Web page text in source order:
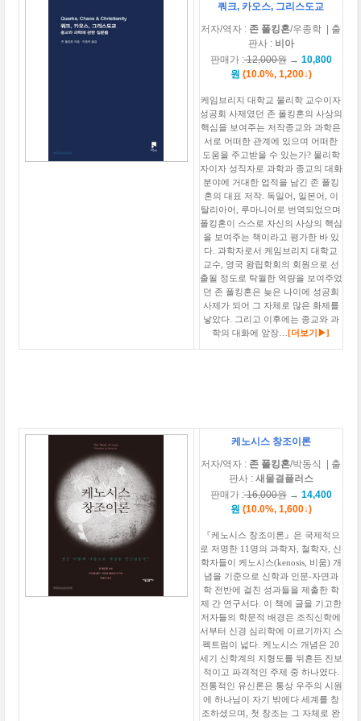
쿼크, 카오스, 그리스도교
저자/역자 : 존 폴킹혼/우종학 | 출
판사 : 비아
판매가 :12,000원→ 10,800
원 (10.0%, 1,200↓)
케임브리지 대학교 물리학 교수이자
성공회 사제였던 존 폴킹혼의 사상의
핵심을 보여주는 저작종교와 과학은
서로 어떠한 관계에 있으며 어떠한
도움을 주고받을 수 있는가? 물리학
자이자 성직자로 과학과 종교의 대화
분야에 거대한 업적을 남긴 존 폴킹
혼의 대표 저작. 독일어, 일본어, 이
탈리아어, 루마니어로 번역되었으며
폴킹혼이 스스로 자신의 사상의 핵심
을 보여주는 책이라고 평가한 바 있
다. 과학자로서 케임브리지 대학교
교수, 영국 왕립학회의 회원으로 선
출될 정도로 탁월한 역량을 보여주었
던 존 폴킹혼은 늦은 나이에 성공회
사제가 되어 그 자체로 많은 화제를
낳았다. 그리고 이후에는 종교와 과
학의 대화에 앞장…
[더보기▶]
케노시스 창조이론
저자/역자 : 존 폴킹혼/박동식
| 출
판사 : 새물결플러스
판매가 :16,000원→ 14,400
원 (10.0%, 1,600↓)
『케노시스 창조이론』은 국제적으
로 저명한 11명의 과학자, 철학자, 신
학자들이 케노시스(kenosis, 비움) 개
념을 기준으로 신학과 인문-자연과
학 전반에 걸친 성과들을 제출한 학
제 간 연구서다. 이 책에 글을 기고한
저자들의 학문적 배경은 조직신학에
서부터 신경 심리학에 이르기까지 스
펙트럼이 넓다. 케노시스 개념은 20
세기 신학계의 지형도를 뒤흔든 진보
적이고 파격적인 주제 중 하나였다.
전통적인 유신론은 통상 우주의 시원
에 하나님이 자기 밖에다 세계를 창
조하셨으며, 첫 창조는 그 자체로 완